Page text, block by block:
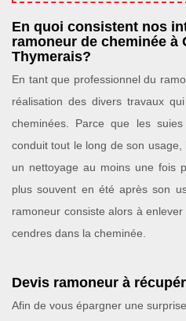
En quoi consistent nos
ramoneur de cheminée à
Thymerais?
En tant que professionnel du
réalisation des divers travaux
cheminées. Parce que les
conduit tout le long de son
un nettoyage au moins une fois
plus souvent en été après son
ramoneur consiste alors à
cendres dans la cheminée.
Devis ramoneur à
Afin de vous épargner une